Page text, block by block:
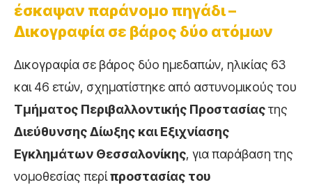
έσκαψαν παράνομο πηγάδι –
Δικογραφία σε βάρος δύο ατόμων
Δικογραφία σε βάρος δύο ημεδαπών, ηλικίας 63
και 46 ετών, σχηματίστηκε από αστυνομικούς του
Τμήματος Περιβαλλοντικής Προστασίαςτης
Διεύθυνσης Δίωξης και Εξιχνίασης
Εγκλημάτων Θεσσαλονίκης, για παράβαση της
νομοθεσίας περίπροστασίας του